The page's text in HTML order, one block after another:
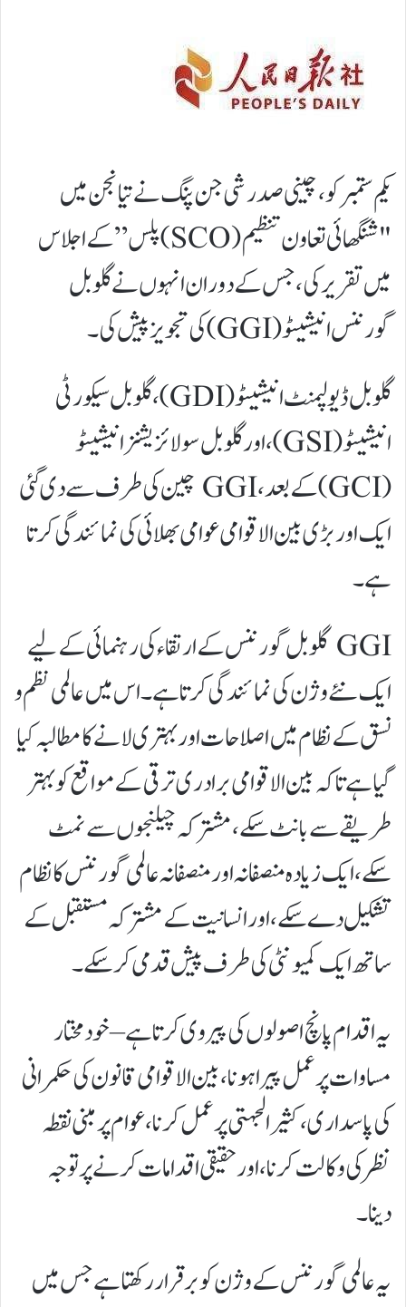
یکم ستمبر کو، چینی صدر شی جن پنگ نے تیانجن میں
"شنگھائی تعاون تنظیم (SCO) پلس” کے اجلاس
میں تقریر کی، جس کے دوران انہوں نے گلوبل
گورننس انیشیٹو (GGI) کی تجویز پیش کی۔
گلوبل ڈیولپمنٹ انیشیٹو (GDI)، گلوبل سیکورٹی
انیشیٹو (GSI)، اور گلوبل سولائزیشنز انیشیٹو
(GCI) کے بعد، GGI چین کی طرف سے دی گئی
ایک اور بڑی بین الاقوامی عوامی بھلائی کی نمائندگی کرتا
ہے۔
GGI گلوبل گورننس کے ارتقاء کی رہنمائی کے لیے
ایک نئے وژن کی نمائندگی کرتا ہے۔ اس میں عالمی نظم و
نسق کے نظام میں اصلاحات اور بہتری لانے کا مطالبہ کیا
گیا ہے تاکہ بین الاقوامی برادری ترقی کے مواقع کو بہتر
طریقے سے بانٹ سکے، مشترکہ چیلنجوں سے نمٹ
سکے، ایک زیادہ منصفانہ اور منصفانہ عالمی گورننس کا نظام
تشکیل دے سکے، اور انسانیت کے مشترکہ مستقبل کے
ساتھ ایک کمیونٹی کی طرف پیش قدمی کر سکے۔
یہ اقدام پانچ اصولوں کی پیروی کرتا ہے – خودمختار
مساوات پر عمل پیرا ہونا، بین الاقوامی قانون کی حکمرانی
کی پاسداری، کثیرالجہتی پر عمل کرنا، عوام پر مبنی نقطہ
نظر کی وکالت کرنا، اور حقیقی اقدامات کرنے پر توجہ
دینا۔
یہ عالمی گورننس کے وژن کو برقرار رکھتا ہے جس میں